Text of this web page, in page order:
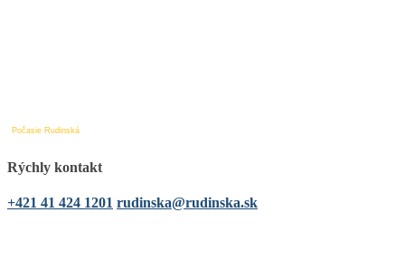
Počasie Rudinská
Rýchly kontakt
+421 41 424 1201 rudinska@rudinska.sk